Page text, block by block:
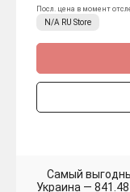
Посл. цена в момент
N/A RU Store
Самый
Украина —